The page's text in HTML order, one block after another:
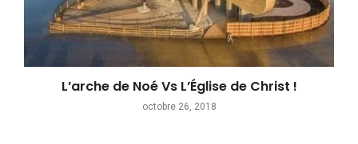
L’arche de Noé Vs L’Église de Christ !
octobre 26, 2018